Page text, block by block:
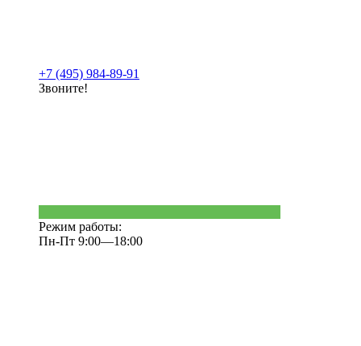
+7 (495) 984-89-91
Звоните!
Режим работы:
Пн-Пт 9:00—18:00